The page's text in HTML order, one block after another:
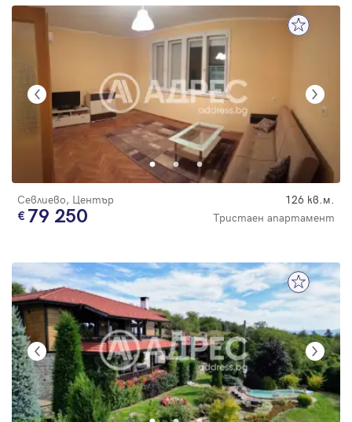
Севлиево, Център 126 кв.м.
79 250 Тристаен апартамент